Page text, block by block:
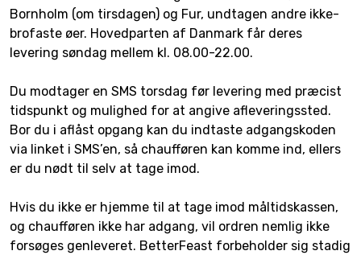
Bornholm (om tirsdagen) og Fur, undtagen andre ikke-
brofaste øer. Hovedparten af Danmark får deres
levering søndag mellem kl. 08.00-22.00.
Du modtager en SMS torsdag før levering med præcist
tidspunkt og mulighed for at angive afleveringssted.
Bor du i aflåst opgang kan du indtaste adgangskoden
via linket i SMS’en, så chaufføren kan komme ind, ellers
er du nødt til selv at tage imod.
Hvis du ikke er hjemme til at tage imod måltidskassen,
og chaufføren ikke har adgang, vil ordren nemlig ikke
forsøges genleveret. BetterFeast forbeholder sig stadig